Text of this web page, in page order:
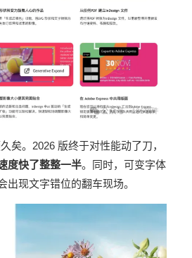
矣。2026 版终于对性能动了刀，
度快了整整一半。同时，可变字体
出现文字错位的翻车现场。